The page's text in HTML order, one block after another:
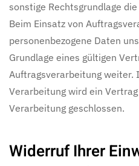
sonstige Rechtsgrundlage
Beim Einsatz von
personenbezogene Daten
Grundlage eines gültigen
Auftragsverarbeitung weiter.
Verarbeitung wird ein
Verarbeitung geschlossen.
Widerruf Ihrer